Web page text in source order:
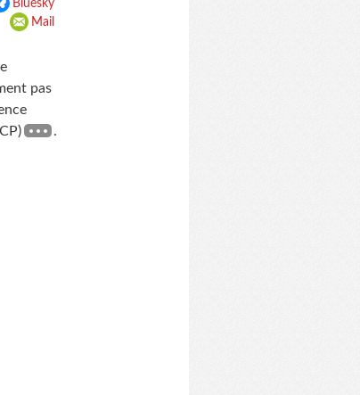
Bluesky
Mail
pas
.